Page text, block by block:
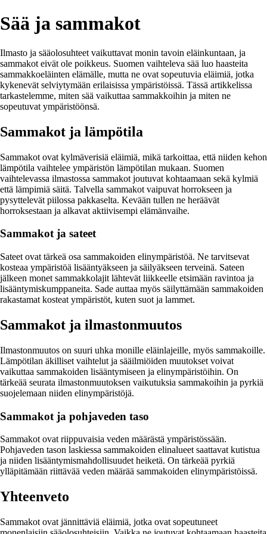
Sää ja sammakot
Ilmasto ja sääolosuhteet vaikuttavat monin tavoin eläinkuntaan, ja
sammakot eivät ole poikkeus. Suomen vaihteleva sää luo haasteita
sammakkoeläinten elämälle, mutta ne ovat sopeutuvia eläimiä, jotka
kykenevät selviytymään erilaisissa ympäristöissä. Tässä artikkelissa
tarkastelemme, miten sää vaikuttaa sammakkoihin ja miten ne
sopeutuvat ympäristöönsä.
Sammakot ja lämpötila
Sammakot ovat kylmäverisiä eläimiä, mikä tarkoittaa, että niiden kehon
lämpötila vaihtelee ympäristön lämpötilan mukaan. Suomen
vaihtelevassa ilmastossa sammakot joutuvat kohtaamaan sekä kylmiä
että lämpimiä säitä. Talvella sammakot vaipuvat horrokseen ja
pysyttelevät piilossa pakkaselta. Kevään tullen ne heräävät
horroksestaan ja alkavat aktiivisempi elämänvaihe.
Sammakot ja sateet
Sateet ovat tärkeä osa sammakoiden elinympäristöä. Ne tarvitsevat
kosteaa ympäristöä lisääntyäkseen ja säilyäkseen terveinä. Sateen
jälkeen monet sammakkolajit lähtevät liikkeelle etsimään ravintoa ja
lisääntymiskumppaneita. Sade auttaa myös säilyttämään sammakoiden
rakastamat kosteat ympäristöt, kuten suot ja lammet.
Sammakot ja ilmastonmuutos
Ilmastonmuutos on suuri uhka monille eläinlajeille, myös sammakoille.
Lämpötilan äkilliset vaihtelut ja sääilmiöiden muutokset voivat
vaikuttaa sammakoiden lisääntymiseen ja elinympäristöihin. On
tärkeää seurata ilmastonmuutoksen vaikutuksia sammakoihin ja pyrkiä
suojelemaan niiden elinympäristöjä.
Sammakot ja pohjaveden taso
Sammakot ovat riippuvaisia veden määrästä ympäristössään.
Pohjaveden tason laskiessa sammakoiden elinalueet saattavat kutistua
ja niiden lisääntymismahdollisuudet heiketä. On tärkeää pyrkiä
ylläpitämään riittävää veden määrää sammakoiden elinympäristöissä.
Yhteenveto
Sammakot ovat jännittäviä eläimiä, jotka ovat sopeutuneet